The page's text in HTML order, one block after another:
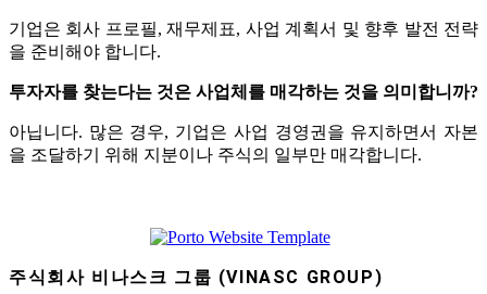
기업은 회사 프로필, 재무제표, 사업 계획서 및 향후 발전 전략
을 준비해야 합니다.
투자자를 찾는다는 것은 사업체를 매각하는 것을 의미합니까?
아닙니다. 많은 경우, 기업은 사업 경영권을 유지하면서 자본
을 조달하기 위해 지분이나 주식의 일부만 매각합니다.
주식회사 비나스크 그룹 (VINASC GROUP)